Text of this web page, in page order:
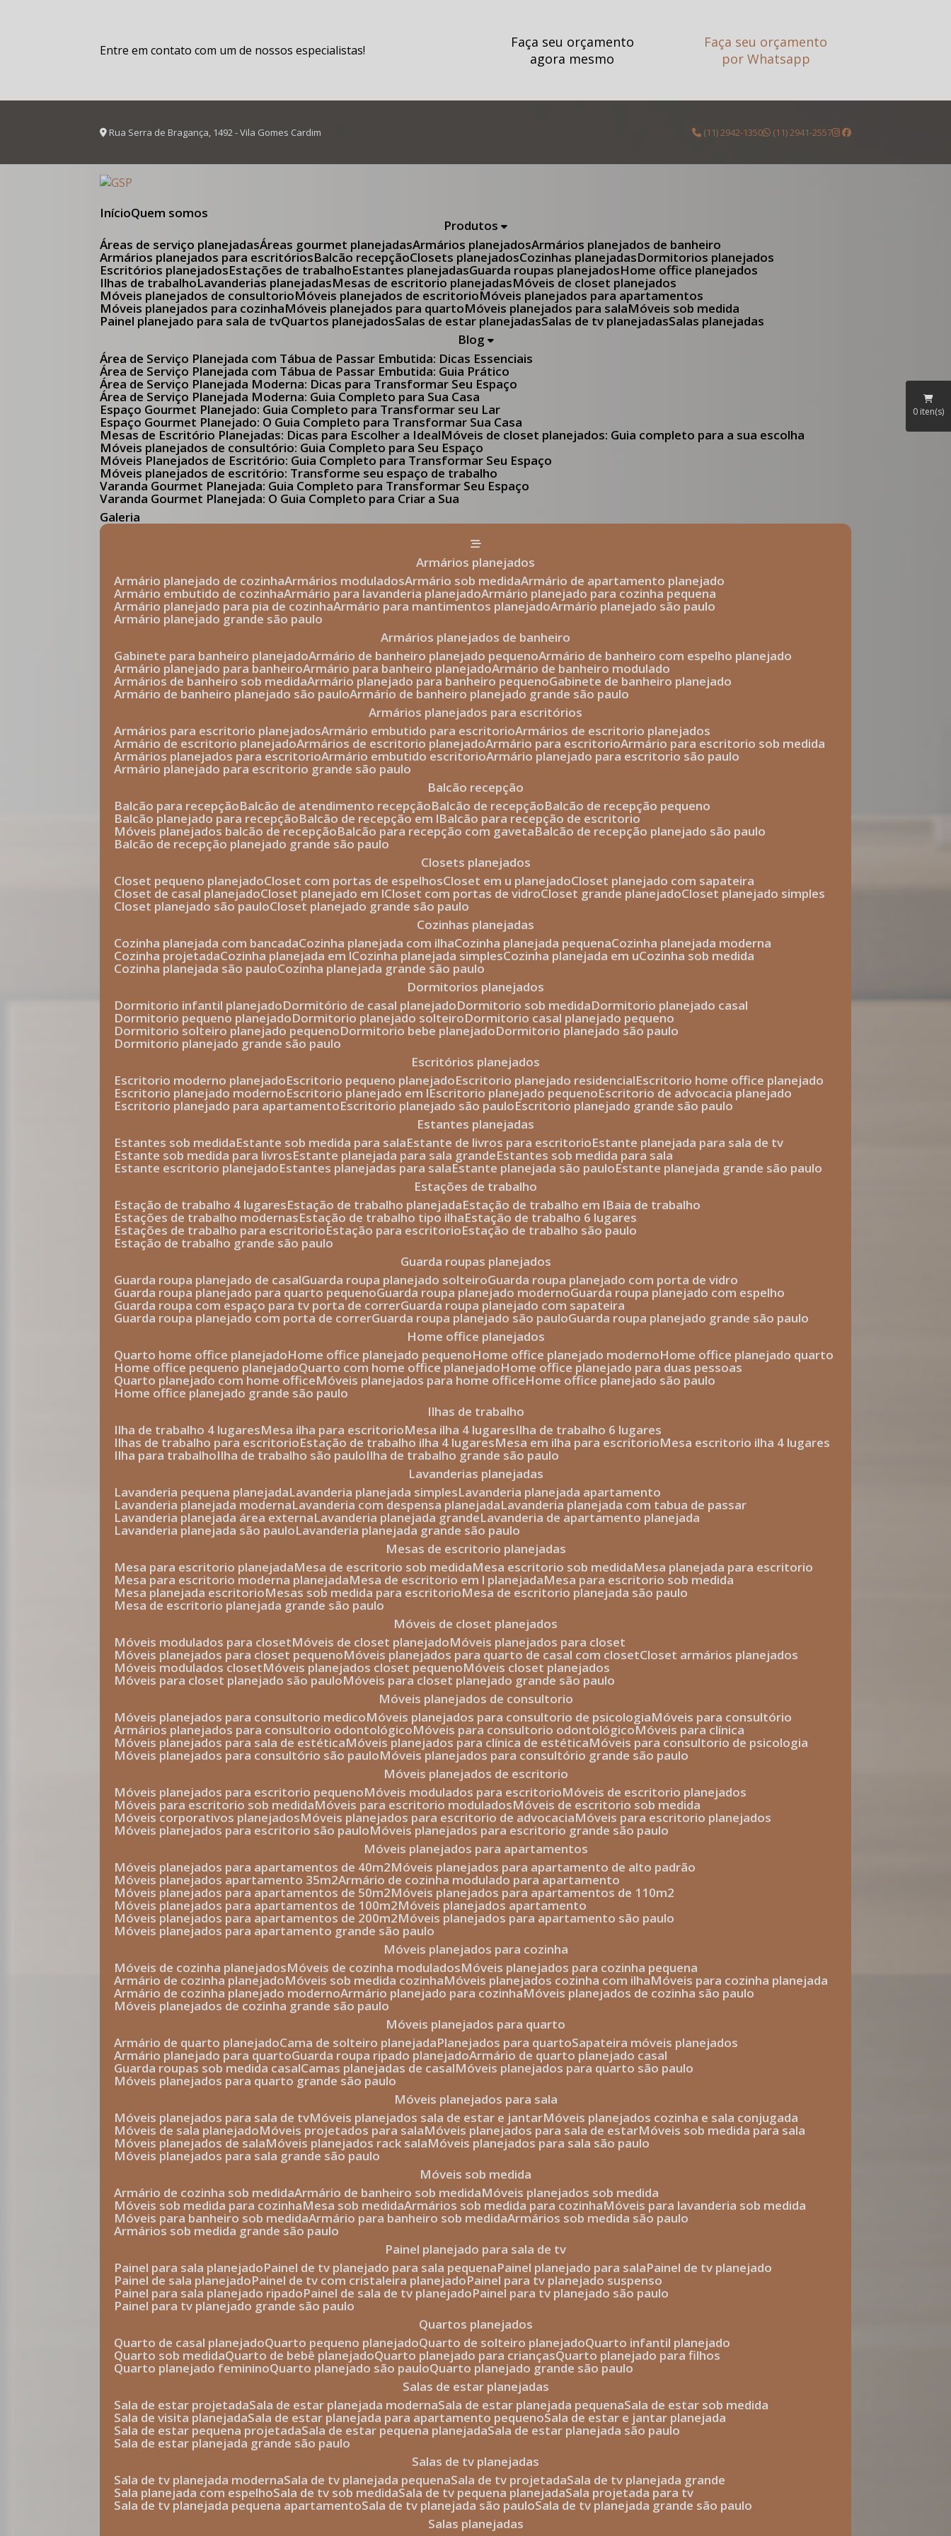
Entre em contato com um de nossos especialistas!
Faça seu orçamento
agora mesmo
Faça seu orçamento
por Whatsapp
Rua Serra de Bragança, 1492 - Vila Gomes Cardim (11) 2942-1350 (11) 2941-2557
Início Quem somos
Produtos
Áreas de serviço planejadas Áreas gourmet planejadas Armários planejados Armários planejados de banheiro
Armários planejados para escritórios Balcão recepção Closets planejados Cozinhas planejadas Dormitorios planejados
Escritórios planejados Estações de trabalho Estantes planejadas Guarda roupas planejados Home office planejados
Ilhas de trabalho Lavanderias planejadas Mesas de escritorio planejadas Móveis de closet planejados
Móveis planejados de consultorio Móveis planejados de escritorio Móveis planejados para apartamentos
Móveis planejados para cozinha Móveis planejados para quarto Móveis planejados para sala Móveis sob medida
Painel planejado para sala de tv Quartos planejados Salas de estar planejadas Salas de tv planejadas Salas planejadas
Blog
Área de Serviço Planejada com Tábua de Passar Embutida: Dicas Essenciais
Área de Serviço Planejada com Tábua de Passar Embutida: Guia Prático
Área de Serviço Planejada Moderna: Dicas para Transformar Seu Espaço
Área de Serviço Planejada Moderna: Guia Completo para Sua Casa
Espaço Gourmet Planejado: Guia Completo para Transformar seu Lar
Espaço Gourmet Planejado: O Guia Completo para Transformar Sua Casa
Mesas de Escritório Planejadas: Dicas para Escolher a Ideal Móveis de closet planejados: Guia completo para a sua escolha
Móveis planejados de consultório: Guia Completo para Seu Espaço
Móveis Planejados de Escritório: Guia Completo para Transformar Seu Espaço
Móveis planejados de escritório: Transforme seu espaço de trabalho
Varanda Gourmet Planejada: Guia Completo para Transformar Seu Espaço
Varanda Gourmet Planejada: O Guia Completo para Criar a Sua
Galeria
armários planejados
armário planejado de cozinha armários modulados armário sob medida armário de apartamento planejado
armário embutido de cozinha armário para lavanderia planejado armário planejado para cozinha pequena
armário planejado para pia de cozinha armário para mantimentos planejado armário planejado são paulo
armário planejado grande são paulo
armários planejados de banheiro
gabinete para banheiro planejado armário de banheiro planejado pequeno armário de banheiro com espelho planejado
armário planejado para banheiro armário para banheiro planejado armário de banheiro modulado
armários de banheiro sob medida armário planejado para banheiro pequeno gabinete de banheiro planejado
armário de banheiro planejado são paulo armário de banheiro planejado grande são paulo
armários planejados para escritórios
armários para escritorio planejados armário embutido para escritorio armários de escritorio planejados
armário de escritorio planejado armários de escritorio planejado armário para escritorio armário para escritorio sob medida
armários planejados para escritorio armário embutido escritorio armário planejado para escritorio são paulo
armário planejado para escritorio grande são paulo
balcão recepção
balcão para recepção
balcão de atendimento recepção balcão de recepção balcão de recepção pequeno
balcão planejado para recepção balcão de recepção em l balcão para recepção de escritorio
móveis planejados balcão de recepção balcão para recepção com gaveta balcão de recepção planejado são paulo
balcão de recepção planejado grande são paulo
closets planejados
closet pequeno planejado closet com portas de espelhos closet em u planejado closet planejado com sapateira
closet de casal planejado closet planejado em l closet com portas de vidro closet grande planejado closet planejado simples
closet planejado são paulo closet planejado grande são paulo
cozinhas planejadas
cozinha planejada com bancada cozinha planejada com ilha cozinha planejada pequena cozinha planejada moderna
cozinha projetada cozinha planejada em l cozinha planejada simples cozinha planejada em u cozinha sob medida
cozinha planejada são paulo cozinha planejada grande são paulo
dormitorios planejados
dormitorio infantil planejado
dormitório de casal planejado dormitorio sob medida dormitorio planejado casal
dormitorio pequeno planejado dormitorio planejado solteiro dormitorio casal planejado pequeno
dormitorio solteiro planejado pequeno dormitorio bebe planejado dormitorio planejado são paulo
dormitorio planejado grande são paulo
escritórios planejados
escritorio moderno planejado escritorio pequeno planejado escritorio planejado residencial escritorio home office planejado
escritorio planejado moderno escritorio planejado em l escritorio planejado pequeno escritorio de advocacia planejado
escritorio planejado para apartamento escritorio planejado são paulo escritorio planejado grande são paulo
estantes planejadas
estantes sob medida estante sob medida para sala estante de livros para escritorio estante planejada para sala de tv
estante sob medida para livros estante planejada para sala grande estantes sob medida para sala
estante escritorio planejado estantes planejadas para sala estante planejada são paulo estante planejada grande são paulo
estações de trabalho
estação de trabalho 4 lugares estação de trabalho planejada estação de trabalho em l baia de trabalho
estações de trabalho modernas estação de trabalho tipo ilha estação de trabalho 6 lugares
estações de trabalho para escritorio estação para escritorio estação de trabalho são paulo
estação de trabalho grande são paulo
guarda roupas planejados
guarda roupa planejado de casal
guarda roupa planejado solteiro guarda roupa planejado com porta de vidro
guarda roupa planejado para quarto pequeno guarda roupa planejado moderno guarda roupa planejado com espelho
guarda roupa com espaço para tv porta de correr guarda roupa planejado com sapateira
guarda roupa planejado com porta de correr guarda roupa planejado são paulo
guarda roupa planejado grande são paulo
home office planejados
quarto home office planejado
home office planejado pequeno home office planejado moderno home office planejado quarto
home office pequeno planejado quarto com home office planejado home office planejado para duas pessoas
quarto planejado com home office móveis planejados para home office home office planejado são paulo
home office planejado grande são paulo
ilhas de trabalho
ilha de trabalho 4 lugares
mesa ilha para escritorio mesa ilha 4 lugares ilha de trabalho 6 lugares
ilhas de trabalho para escritorio estação de trabalho ilha 4 lugares mesa em ilha para escritorio mesa escritorio ilha 4 lugares
ilha para trabalho ilha de trabalho são paulo ilha de trabalho grande são paulo
lavanderias planejadas
lavanderia pequena planejada lavanderia planejada simples lavanderia planejada apartamento
lavanderia planejada moderna lavanderia com despensa planejada lavanderia planejada com tabua de passar
lavanderia planejada área externa lavanderia planejada grande lavanderia de apartamento planejada
lavanderia planejada são paulo lavanderia planejada grande são paulo
mesas de escritorio planejadas
mesa para escritorio planejada
mesa de escritorio sob medida mesa escritorio sob medida mesa planejada para escritorio
mesa para escritorio moderna planejada mesa de escritorio em l planejada mesa para escritorio sob medida
mesa planejada escritorio mesas sob medida para escritorio mesa de escritorio planejada são paulo
mesa de escritorio planejada grande são paulo
móveis de closet planejados
móveis modulados para closet
móveis de closet planejado móveis planejados para closet
móveis planejados para closet pequeno móveis planejados para quarto de casal com closet closet armários planejados
móveis modulados closet móveis planejados closet pequeno móveis closet planejados
móveis para closet planejado são paulo
móveis para closet planejado grande são paulo
móveis planejados de consultorio
móveis planejados para consultorio medico
móveis planejados para consultorio de psicologia móveis para consultório
armários planejados para consultorio odontológico móveis para consultorio odontológico móveis para clínica
móveis planejados para sala de estética móveis planejados para clínica de estética móveis para consultorio de psicologia
móveis planejados para consultório são paulo
móveis planejados para consultório grande são paulo
móveis planejados de escritorio
móveis planejados para escritorio pequeno
móveis modulados para escritorio móveis de escritorio planejados
móveis para escritorio sob medida móveis para escritorio modulados móveis de escritorio sob medida
móveis corporativos planejados móveis planejados para escritorio de advocacia móveis para escritorio planejados
móveis planejados para escritorio são paulo
móveis planejados para escritorio grande são paulo
móveis planejados para apartamentos
móveis planejados para apartamentos de 40m2
móveis planejados para apartamento de alto padrão
móveis planejados apartamento 35m2 armário de cozinha modulado para apartamento
móveis planejados para apartamentos de 50m2 móveis planejados para apartamentos de 110m2
móveis planejados para apartamentos de 100m2 móveis planejados apartamento
móveis planejados para apartamentos de 200m2 móveis planejados para apartamento são paulo
móveis planejados para apartamento grande são paulo
móveis planejados para cozinha
móveis de cozinha planejados
móveis de cozinha modulados móveis planejados para cozinha pequena
armário de cozinha planejado móveis sob medida cozinha móveis planejados cozinha com ilha móveis para cozinha planejada
armário de cozinha planejado moderno armário planejado para cozinha móveis planejados de cozinha são paulo
móveis planejados de cozinha grande são paulo
móveis planejados para quarto
armário de quarto planejado cama de solteiro planejada planejados para quarto sapateira móveis planejados
armário planejado para quarto guarda roupa ripado planejado armário de quarto planejado casal
guarda roupas sob medida casal camas planejadas de casal móveis planejados para quarto são paulo
móveis planejados para quarto grande são paulo
móveis planejados para sala
móveis planejados para sala de tv
móveis planejados sala de estar e jantar móveis planejados cozinha e sala conjugada
móveis de sala planejado móveis projetados para sala móveis planejados para sala de estar móveis sob medida para sala
móveis planejados de sala móveis planejados rack sala móveis planejados para sala são paulo
móveis planejados para sala grande são paulo
móveis sob medida
armário de cozinha sob medida armário de banheiro sob medida móveis planejados sob medida
móveis sob medida para cozinha mesa sob medida armários sob medida para cozinha móveis para lavanderia sob medida
móveis para banheiro sob medida armário para banheiro sob medida armários sob medida são paulo
armários sob medida grande são paulo
painel planejado para sala de tv
painel para sala planejado painel de tv planejado para sala pequena painel planejado para sala painel de tv planejado
painel de sala planejado painel de tv com cristaleira planejado painel para tv planejado suspenso
painel para sala planejado ripado painel de sala de tv planejado painel para tv planejado são paulo
painel para tv planejado grande são paulo
quartos planejados
quarto de casal planejado
quarto pequeno planejado quarto de solteiro planejado quarto infantil planejado
quarto sob medida quarto de bebê planejado quarto planejado para crianças quarto planejado para filhos
quarto planejado feminino quarto planejado são paulo
quarto planejado grande são paulo
salas de estar planejadas
sala de estar projetada sala de estar planejada moderna sala de estar planejada pequena sala de estar sob medida
sala de visita planejada sala de estar planejada para apartamento pequeno sala de estar e jantar planejada
sala de estar pequena projetada sala de estar pequena planejada sala de estar planejada são paulo
sala de estar planejada grande são paulo
salas de tv planejadas
sala de tv planejada moderna sala de tv planejada pequena sala de tv projetada sala de tv planejada grande
sala planejada com espelho sala de tv sob medida sala de tv pequena planejada sala projetada para tv
sala de tv planejada pequena apartamento sala de tv planejada são paulo sala de tv planejada grande são paulo
salas planejadas
0 iten(s)